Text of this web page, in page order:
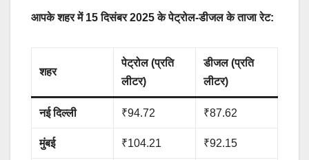
आपके शहर में 15 दिसंबर 2025 के पेट्रोल-डीजल के ताजा रेट:
शहर
पेट्रोल (प्रति
लीटर)
डीजल (प्रति
लीटर)
नई दिल्ली ₹94.72 ₹87.62
मुंबई ₹104.21 ₹92.15